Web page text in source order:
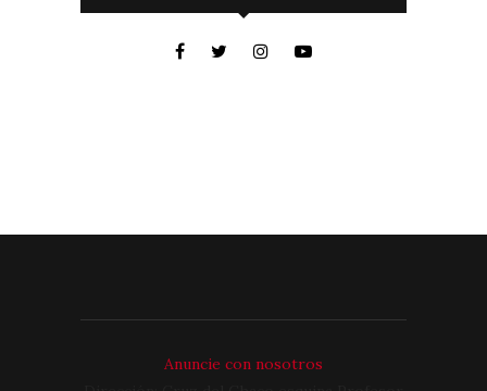
Anuncie con nosotros